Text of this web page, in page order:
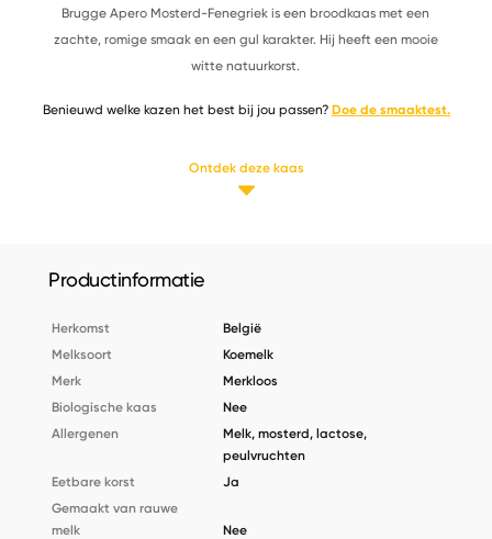
Brugge Apero Mosterd-Fenegriek is een broodkaas met een
zachte, romige smaak en een gul karakter. Hij heeft een mooie
witte natuurkorst.
Benieuwd welke kazen het best bij jou passen? Doe de smaaktest.
Ontdek deze kaas
Productinformatie
Herkomst
België
Melksoort
Koemelk
Merk
Merkloos
Biologische kaas
Nee
Allergenen
Melk, mosterd, lactose,
peulvruchten
Eetbare korst
Ja
Gemaakt van rauwe
melk
Nee